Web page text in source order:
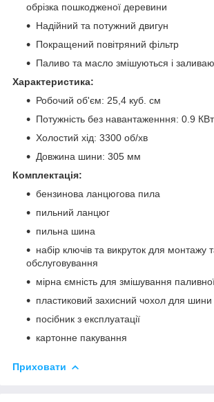
обрізка пошкодженої деревини
Надійний та потужний двигун
Покращений повітряний фільтр
Паливо та масло змішуються і
Характеристика:
Робочий об'єм: 25,4 куб. см
Потужність без навантаженння: 0.9 КВт
Холостий хід: 3300 об/хв
Довжина шини: 305 мм
Комплектація:
бензинова ланцюгова пила
пильний ланцюг
пильна шина
набір ключів та викруток для монтажу
обслуговування
мірна ємність для змішування
пластиковий захисний чохол для
посібник з експлуатації
картонне пакування
Приховати